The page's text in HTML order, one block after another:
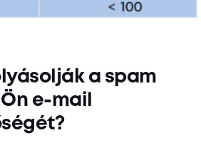
a spam
e-mail